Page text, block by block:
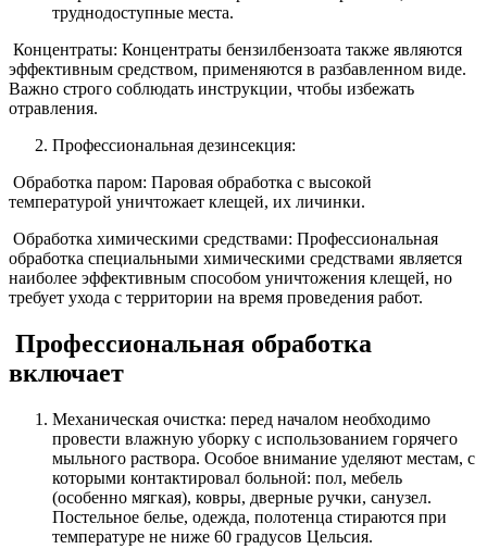
труднодоступные места.
Концентраты: Концентраты бензилбензоата также являются
эффективным средством, применяются в разбавленном виде.
Важно строго соблюдать инструкции, чтобы избежать
отравления.
Профессиональная дезинсекция:
Обработка паром: Паровая обработка с высокой
температурой уничтожает клещей, их личинки.
Обработка химическими средствами: Профессиональная
обработка специальными химическими средствами является
наиболее эффективным способом уничтожения клещей, но
требует ухода с территории на время проведения работ.
Профессиональная обработка
включает
Механическая очистка: перед началом необходимо
провести влажную уборку с использованием горячего
мыльного раствора. Особое внимание уделяют местам, с
которыми контактировал больной: пол, мебель
(особенно мягкая), ковры, дверные ручки, санузел.
Постельное белье, одежда, полотенца стираются при
температуре не ниже 60 градусов Цельсия.